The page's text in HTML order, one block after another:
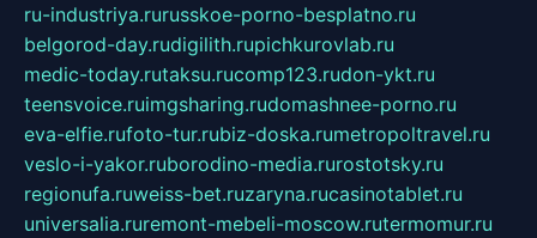
ru-industriya.rurusskoe-porno-besplatno.ru
belgorod-day.rudigilith.rupichkurovlab.ru
medic-today.rutaksu.rucomp123.rudon-ykt.ru
teensvoice.ruimgsharing.rudomashnee-porno.ru
eva-elfie.rufoto-tur.rubiz-doska.rumetropoltravel.ru
veslo-i-yakor.ruborodino-media.rurostotsky.ru
regionufa.ruweiss-bet.ruzaryna.rucasinotablet.ru
universalia.ruremont-mebeli-moscow.rutermomur.ru